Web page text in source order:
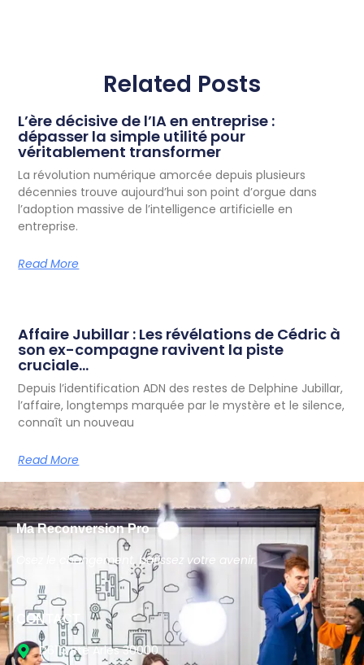
Related Posts
L’ère décisive de l’IA en entreprise :
dépasser la simple utilité pour
véritablement transformer
La révolution numérique amorcée depuis plusieurs
décennies trouve aujourd’hui son point d’orgue dans
l’adoption massive de l’intelligence artificielle en
entreprise.
Read More
Affaire Jubillar : Les révélations de Cédric à
son ex-compagne ravivent la piste
cruciale…
Depuis l’identification ADN des restes de Delphine Jubillar,
l’affaire, longtemps marquée par le mystère et le silence,
connaît un nouveau
Read More
Ma Reconversion Pro
Osez le changement, bâtissez votre avenir.
CONTACT
D6113 Rte Arles 30000